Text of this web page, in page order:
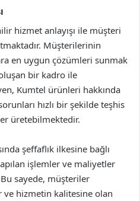
hizmet anlayışı ile müşteri
Müşterilerinin
en uygun çözümleri sunmak
bir kadro ile
Kumtel ürünleri hakkında
hızlı bir şekilde teşhis
üretebilmektedir.
şeffaflık ilkesine bağlı
işlemler ve maliyetler
sayede, müşteriler
hizmetin kalitesine olan